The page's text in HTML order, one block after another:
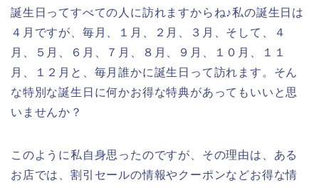
誕生日ってすべての人に訪れますからね♪私の誕生日は
４月ですが、毎月、１月、２月、３月、そして、４
月、５月、６月、７月、８月、９月、１０月、１１
月、１２月と、毎月誰かに誕生日って訪れます。そん
な特別な誕生日に何かお得な特典があってもいいと思
いませんか？
このように私自身思ったのですが、その理由は、ある
お店では、割引セールの情報やクーポンなどお得な情